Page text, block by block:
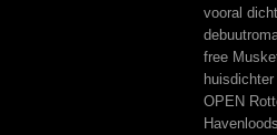
vooral
free
OPEN